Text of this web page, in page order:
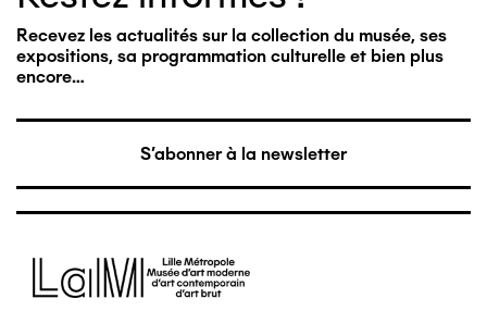
Recevez les actualités sur la collection du musée, ses
expositions, sa programmation culturelle et bien plus
encore…
S'abonner à la newsletter
Image